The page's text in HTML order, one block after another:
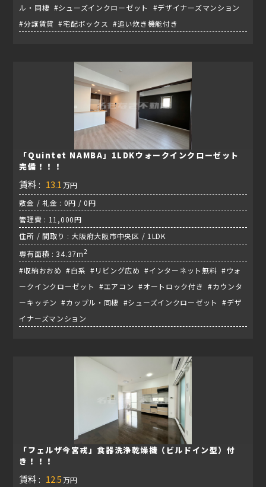
ル・同棲 #シューズインクローゼット #デザイナーズマンション
#分譲賃貸 #宅配ボックス #追い炊き機能付き
「Quintet NAMBA」1LDKウォークインクローゼット
完備！！！
賃料 : 13.1 万円
敷金 / 礼金 : 0円 / 0円
管理費 : 11,000円
住所 / 間取り : 大阪府大阪市中央区 / 1LDK
専有面積 : 34.37m2
#収納おおめ #白系 #リビング広め #インターネット無料 #ウォ
ークインクローゼット #エアコン #オートロック付き #カウンタ
ーキッチン #カップル・同棲 #シューズインクローゼット #デザ
イナーズマンション
「フェルザ今宮戎」食器洗浄乾燥機（ビルドイン型）付
き！！！
賃料 : 12.5 万円